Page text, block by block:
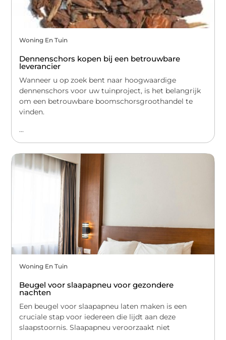
Woning En Tuin
Dennenschors kopen bij een betrouwbare
leverancier
Wanneer u op zoek bent naar hoogwaardige
dennenschors voor uw tuinproject, is het belangrijk
om een betrouwbare boomschorsgroothandel te
vinden.
...
Woning En Tuin
Beugel voor slaapapneu voor gezondere
nachten
Een beugel voor slaapapneu laten maken is een
cruciale stap voor iedereen die lijdt aan deze
slaapstoornis. Slaapapneu veroorzaakt niet